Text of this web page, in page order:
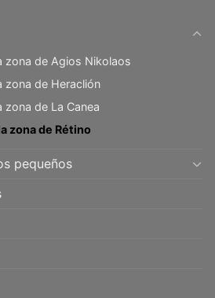
zona de Agios Nikolaos
zona de Heraclión
de La Canea
zona de Rétino
pequeños